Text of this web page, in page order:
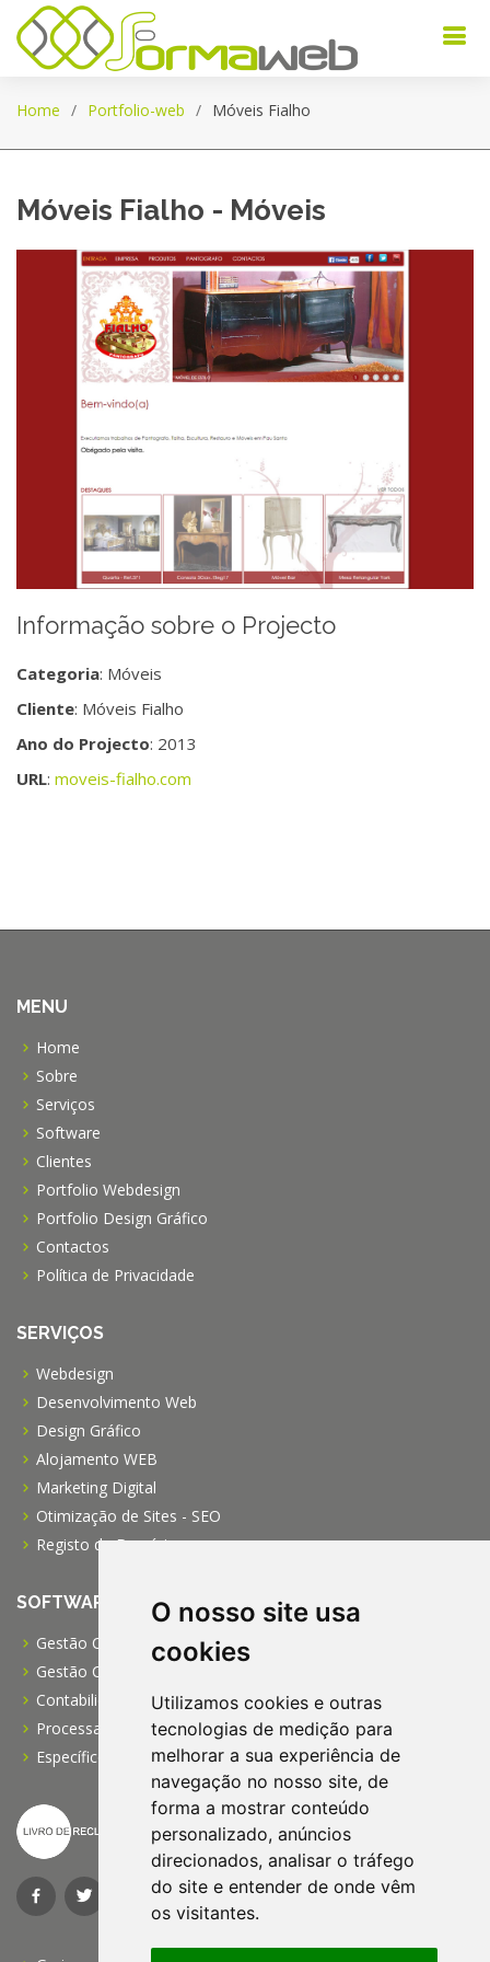
O nosso site usa
cookies
Utilizamos cookies e outras
tecnologias de medição para
melhorar a sua experiência de
navegação no nosso site, de
forma a mostrar conteúdo
personalizado, anúncios
direcionados, analisar o tráfego
do site e entender de onde vêm
os visitantes.
Home Portfolio-web Móveis Fialho
Móveis Fialho - Móveis
Informação sobre o Projecto
Categoria: Móveis
Cliente: Móveis Fialho
Ano do Projecto: 2013
URL: moveis-fialho.com
MENU
Home
Sobre
Serviços
Software
Clientes
Portfolio Webdesign
Portfolio Design Gráfico
Contactos
Política de Privacidade
SERVIÇOS
Webdesign
Desenvolvimento Web
Design Gráfico
Alojamento WEB
Marketing Digital
Otimização de Sites - SEO
Registo de Domínios
SOFTWARE
Gestão Comercial PRO
Gestão Comercial PME
Contabilidade Profissional
Processamento de Salários
Específico para IPSS